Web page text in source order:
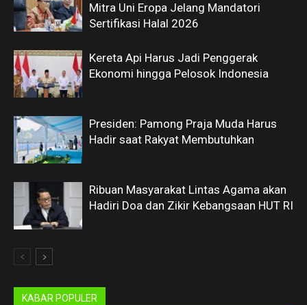
Mitra Uni Eropa Jelang Mandatori
Sertifikasi Halal 2026
Kereta Api Harus Jadi Penggerak
Ekonomi hingga Pelosok Indonesia
Presiden: Pamong Praja Muda Harus
Hadir saat Rakyat Membutuhkan
Ribuan Masyarakat Lintas Agama akan
Hadiri Doa dan Zikir Kebangsaan HUT RI
KABAR POPULER